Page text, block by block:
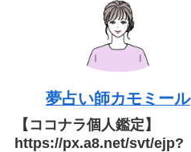
夢占い師カモミール
【ココナラ個人鑑定】
https://px.a8.net/svt/ejp?